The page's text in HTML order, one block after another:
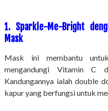
1. Sparkle-Me-Bright
Mask
Mask ini membantu
mengandungi Vitamin C
Kandungannya ialah double
kapur yang berfungsi untuk